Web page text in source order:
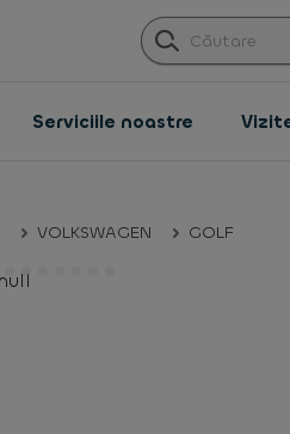
Serviciile noastre
VOLKSWAGEN GOLF